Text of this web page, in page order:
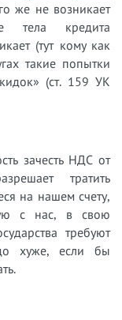
же не возникает
тела кредита
(тут кому как
такие попытки
кидок» (ст. 159 УК
зачесть НДС от
тратить
на нашем счету,
с нас, в свою
требуют
хуже, если бы